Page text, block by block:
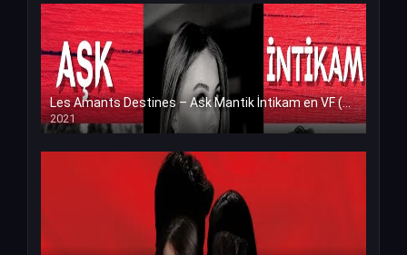
Les Amants Destines – Ask Mantik İntikam en VF (Voix Francaise)
2021